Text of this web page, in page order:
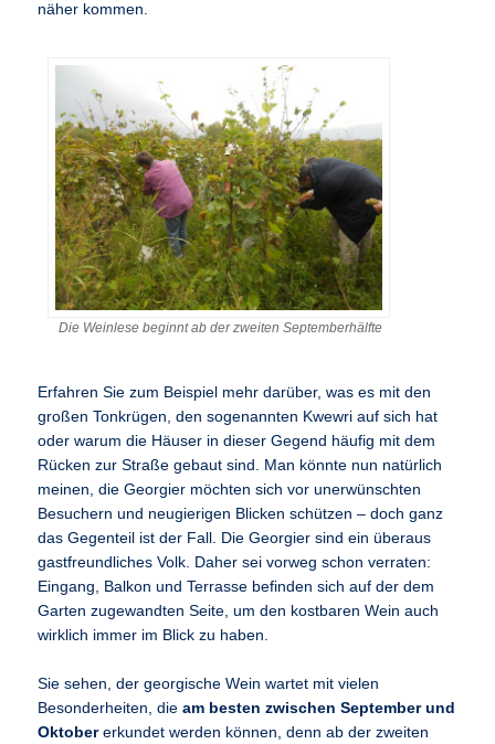
näher kommen.
Die Weinlese beginnt ab der zweiten Septemberhälfte
Erfahren Sie zum Beispiel mehr darüber, was es mit den
großen Tonkrügen, den sogenannten Kwewri auf sich hat
oder warum die Häuser in dieser Gegend häufig mit dem
Rücken zur Straße gebaut sind. Man könnte nun natürlich
meinen, die Georgier möchten sich vor unerwünschten
Besuchern und neugierigen Blicken schützen – doch ganz
das Gegenteil ist der Fall. Die Georgier sind ein überaus
gastfreundliches Volk. Daher sei vorweg schon verraten:
Eingang, Balkon und Terrasse befinden sich auf der dem
Garten zugewandten Seite, um den kostbaren Wein auch
wirklich immer im Blick zu haben.
Sie sehen, der georgische Wein wartet mit vielen
Besonderheiten, dieam besten zwischen September und
Oktobererkundet werden können, denn ab der zweiten